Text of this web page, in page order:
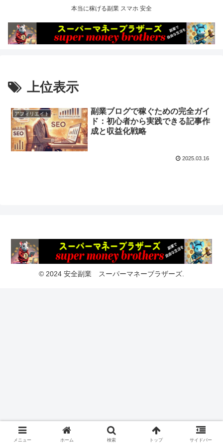
本当に稼げる副業 スマホ 安全
上位表示
アフィリエイト
副業ブログで稼ぐための完全ガイ
ド：初心者から実践できる記事作
成と収益化戦略
2025.03.16
© 2024 安全副業 スーパーマネーブラザーズ.
メニュー ホーム 検索 トップ サイドバー